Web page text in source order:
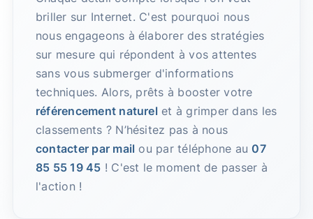
briller sur Internet. C'est pourquoi nous
nous engageons à élaborer des stratégies
sur mesure qui répondent à vos attentes
sans vous submerger d'informations
techniques. Alors, prêts à booster votre
référencement naturel et à grimper dans les
classements ? N’hésitez pas à nous
contacter par mail ou par téléphone au07
85 55 19 45 ! C'est le moment de passer à
l'action !